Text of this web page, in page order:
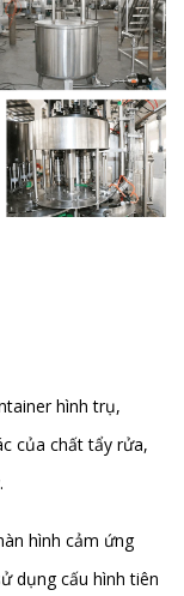
hình trụ,
của chất tẩy rửa,
hình cảm ứng
dụng cấu hình tiên